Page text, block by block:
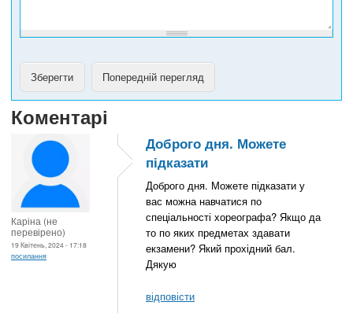
Коментарі
Каріна (не
перевірено)
19 Квітень, 2024 - 17:18
посилання
Доброго дня. Можете
підказати
Доброго дня. Можете підказати у
вас можна навчатися по
спеціальності хореографа? Якщо да
то по яких предметах здавати
екзамени? Який прохідний бал.
Дякую
відповісти